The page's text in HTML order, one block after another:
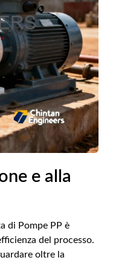
e alla
di Pompe PP è
del processo.
oltre la